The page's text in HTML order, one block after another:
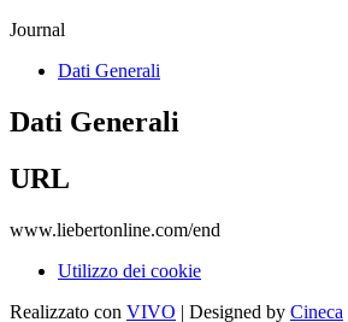
Journal
Dati Generali
Dati Generali
URL
www.liebertonline.com/end
Utilizzo dei cookie
Realizzato con VIVO | Designed by Cineca